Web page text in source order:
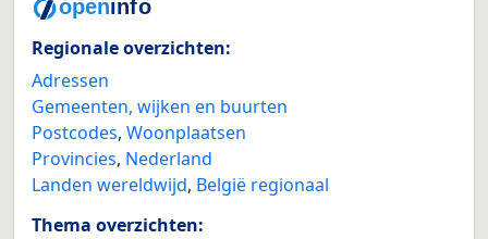
Regionale overzichten:
Adressen
Gemeenten, wijken en buurten
Postcodes, Woonplaatsen
Provincies, Nederland
Landen wereldwijd, België regionaal
Thema overzichten: